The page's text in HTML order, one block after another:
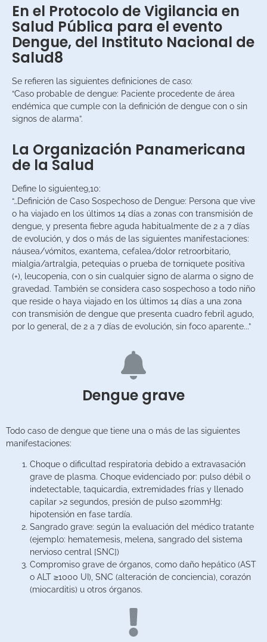
El Instituto Nacional de Salud
de Colombia
Reportó hasta la semana epidemiológica 53 de 2020, 78
979 casos de dengue, (Incidencia nacional de 295,2 casos
por 100 000 habitantes). Los departamentos del Valle del
los más afectados7.
En el Protocolo de Vigilancia en
Salud Pública para el evento
Dengue, del Instituto Nacional de
Salud8
Se refieren las siguientes definiciones de caso:
“Caso probable de dengue: Paciente procedente de área
endémica que cumple con la definición de dengue con o sin
signos de alarma”.
La Organización Panamericana
de la Salud
Define lo siguiente9,10:
“…Definición de Caso Sospechoso de Dengue: Persona que vive
o ha viajado en los últimos 14 días a zonas con transmisión de
dengue, y presenta fiebre aguda habitualmente de 2 a 7 días
de evolución, y dos o más de las siguientes manifestaciones:
náusea/vómitos, exantema, cefalea/dolor retroorbitario,
mialgia/artralgia, petequias o prueba de torniquete positiva
(+), leucopenia, con o sin cualquier signo de alarma o signo de
gravedad. También se considera caso sospechoso a todo niño
que reside o haya viajado en los últimos 14 días a una zona
con transmisión de dengue que presenta cuadro febril agudo,
por lo general, de 2 a 7 días de evolución, sin foco aparente...”
Dengue grave
Todo caso de dengue que tiene una o más de las siguientes
manifestaciones:
Choque o dificultad respiratoria debido a extravasación
grave de plasma. Choque evidenciado por: pulso débil o
indetectable, taquicardia, extremidades frías y llenado
capilar >2 segundos, presión de pulso ≤20mmHg:
hipotensión en fase tardía.
Sangrado grave: según la evaluación del médico tratante
(ejemplo: hematemesis, melena, sangrado del sistema
nervioso central [SNC])
Compromiso grave de órganos, como daño hepático (AST
o ALT ≥1000 UI), SNC (alteración de conciencia), corazón
(miocarditis) u otros órganos.